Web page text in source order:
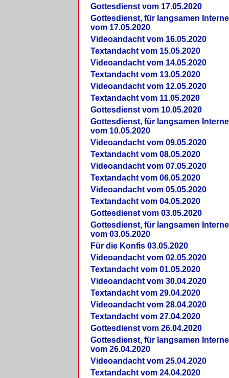
Gottesdienst vom 17.05.2020
Gottesdienst, für langsamen
vom 17.05.2020
Videoandacht vom 16.05.2020
Textandacht vom 15.05.2020
Videoandacht vom 14.05.2020
Textandacht vom 13.05.2020
Videoandacht vom 12.05.2020
Textandacht vom 11.05.2020
Gottesdienst vom 10.05.2020
Gottesdienst, für langsamen
vom 10.05.2020
Videoandacht vom 09.05.2020
Textandacht vom 08.05.2020
Videoandacht vom 07.05.2020
Textandacht vom 06.05.2020
Videoandacht vom 05.05.2020
Textandacht vom 04.05.2020
Gottesdienst vom 03.05.2020
Gottesdienst, für langsamen
vom 03.05.2020
Für die Konfis 03.05.2020
Videoandacht vom 02.05.2020
Textandacht vom 01.05.2020
Videoandacht vom 30.04.2020
Textandacht vom 29.04.2020
Videoandacht vom 28.04.2020
Textandacht vom 27.04.2020
Gottesdienst vom 26.04.2020
Gottesdienst, für langsamen
vom 26.04.2020
Videoandacht vom 25.04.2020
Textandacht vom 24.04.2020